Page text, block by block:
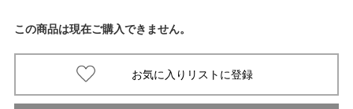
この商品は現在ご購入できません。